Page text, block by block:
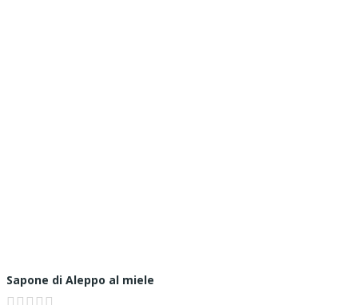
Sapone di Aleppo al miele